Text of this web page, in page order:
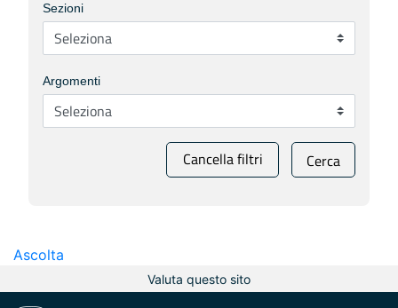
Sezioni
Argomenti
Cancella filtri Cerca
Ascolta
Valuta questo sito